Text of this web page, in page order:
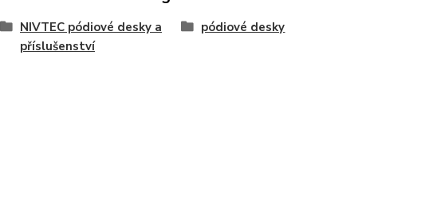
NIVTEC pódiové desky a
příslušenství
pódiové desky